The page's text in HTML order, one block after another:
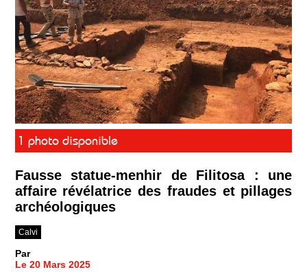
1 photo disponible
Fausse statue-menhir de Filitosa : une
affaire révélatrice des fraudes et pillages
archéologiques
Calvi
Par
Le 20 Mars 2025